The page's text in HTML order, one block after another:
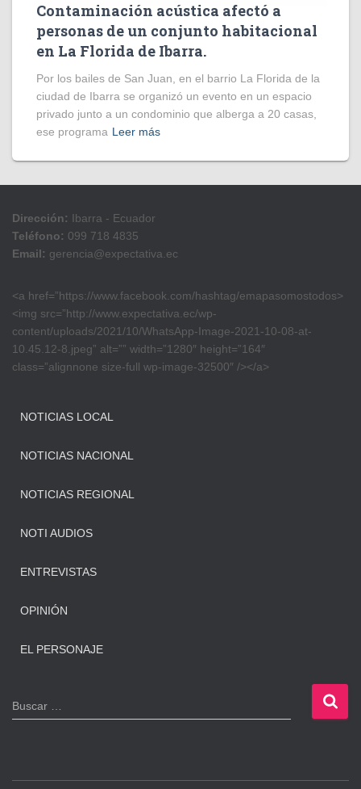
Contaminación acústica afectó a
personas de un conjunto habitacional
en La Florida de Ibarra.
Por los bailes de San Juan, en el barrio La Florida de la
ciudad de Ibarra se organizó un evento en un espacio
privado junto a un condominio que alberga a 20 casas,
ese programa Leer más
Dirección: Ibarra - Ecuador
Teléfono: 099 718 4835
Email: gerencia@expectativa.ec
<a href=”https://www.facebook.com/hashtag/emapasomostodos>
<img src=”http://www.expectativa.ec/wp-
content/uploads/2021/10/WhatsApp-Image-2021-10-08-at-
10.45.12-8.jpeg” alt=”” width=”1280″ height=”164″
class=”alignnone size-full wp-image-32500″ /></a>
NOTICIAS LOCAL
NOTICIAS NACIONAL
NOTICIAS REGIONAL
NOTI AUDIOS
ENTREVISTAS
OPINIÓN
EL PERSONAJE
B
u
Buscar …